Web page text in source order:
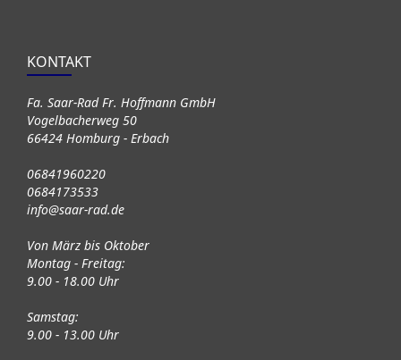
KONTAKT
Fa. Saar-Rad Fr. Hoffmann GmbH
Vogelbacherweg 50
66424 Homburg - Erbach
06841960220
0684173533
info@saar-rad.de
Von März bis Oktober
Montag - Freitag:
9.00 - 18.00 Uhr
Samstag:
9.00 - 13.00 Uhr